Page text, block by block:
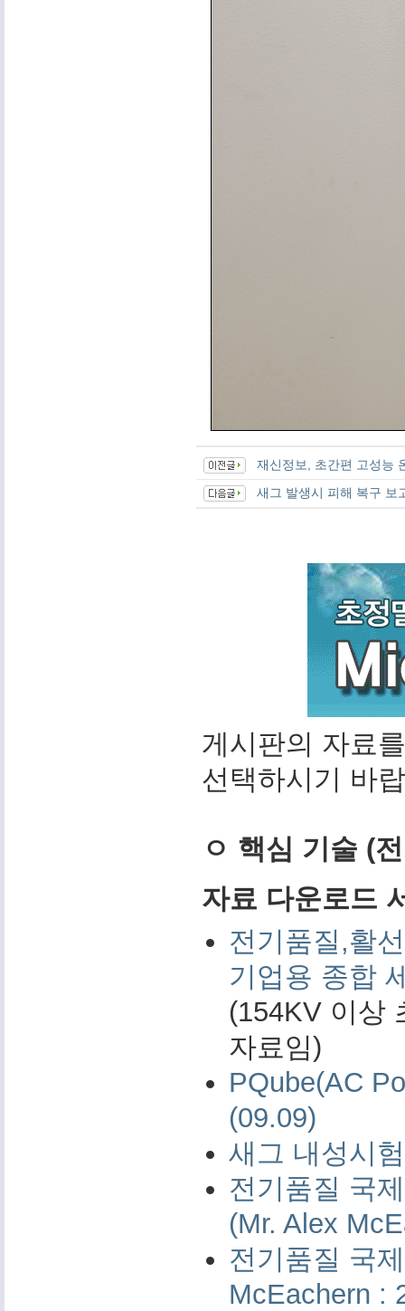
재신정보, 초간편 고성능
새그 발생시 피해 복구 보
게시판의 자료
선택하시기 바
ㅇ 핵심 기술 (
자료 다운로드
전기품질,활
기업용 종합
(154KV 이상
자료임)
PQube(AC
(09.09)
새그 내성시
전기품질 국
(Mr. Alex
전기품질 국
McEachern :